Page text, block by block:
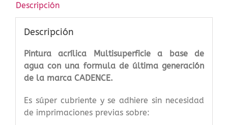
Descripción
Descripción
Pintura acrílica Multisuperficie a base de
agua con una formula de última generación
de la marca CADENCE.
Es súper cubriente y se adhiere sin necesidad
de imprimaciones previas sobre: